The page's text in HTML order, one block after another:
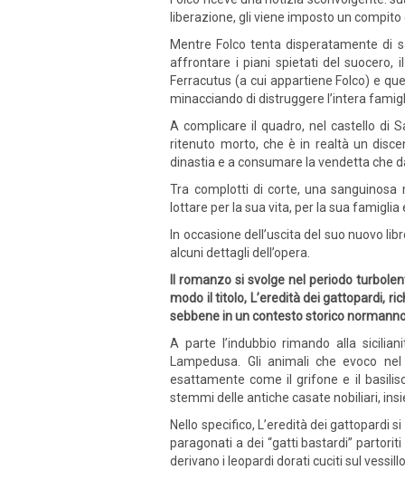
liberazione, gli viene imposto un
Mentre Folco tenta disperatamente di
affrontare i piani spietati del suocero,
Ferracutus (a cui appartiene Folco) e
minacciando di distruggere l’intera
A complicare il quadro, nel castello di
ritenuto morto, che è in realtà un
dinastia e a consumare la vendetta che
Tra complotti di corte, una
lottare per la sua vita, per la sua
In occasione dell’uscita del suo nuovo
alcuni dettagli dell’opera.
ll romanzo si svolge nel periodo
modo il titolo, L’eredità dei gattopardi,
sebbene in un contesto storico
A parte l’indubbio rimando alla
Lampedusa. Gli animali che evoco
esattamente come il grifone e il
stemmi delle antiche casate nobiliari,
Nello specifico, L’eredità dei gattopardi
paragonati a dei “gatti bastardi”
derivano i leopardi dorati cuciti sul